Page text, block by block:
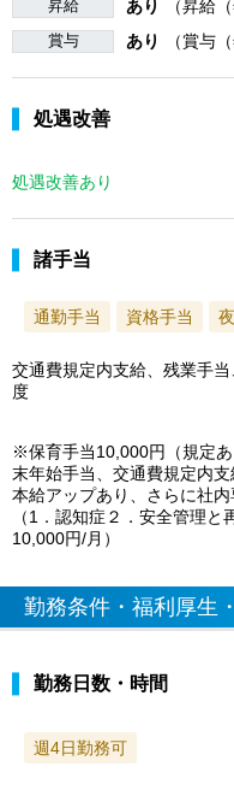
昇給 あり （昇給
賞与 あり （賞与
処遇改善
処遇改善あり
諸手当
通勤手当 資格手当
交通費規定内支給、残業手
度
※保育手当10,000円（規定
末年始手当、交通費規定内
本給アップあり、さらに社
（1．認知症２．安全管理
10,000円/月）
勤務条件・福利厚生
勤務日数・時間
週4日勤務可